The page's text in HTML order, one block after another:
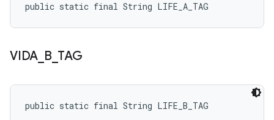
public static final String LIFE_A_TAG
VIDA B_ TAG
public static final String LIFE_B_TAG